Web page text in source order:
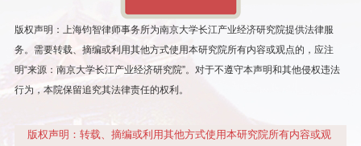
版权声明：上海钧智律师事务所为南京大学长江产业经济研究院提供法律服
务。需要转载、摘编或利用其他方式使用本研究院所有内容或观点的，应注
明“来源：南京大学长江产业经济研究院”。对于不遵守本声明和其他侵权违法
行为，本院保留追究其法律责任的权利。
版权声明：转载、摘编或利用其他方式使用本研究院所有内容或观